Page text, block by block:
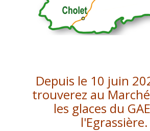
Depuis le 10 juin
trouverez au
les glaces du
l'Egrassière.